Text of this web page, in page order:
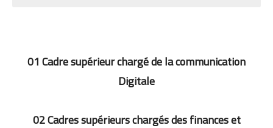
01 Cadre supérieur chargé de la communication
Digitale
02 Cadres supérieurs chargés des finances et